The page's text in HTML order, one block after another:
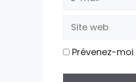
Site
Prévenez-